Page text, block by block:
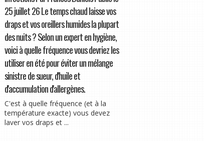
25 juillet 26 Le temps chaud laisse vos
draps et vos oreillers humides la plupart
des nuits ? Selon un expert en hygiène,
voici à quelle fréquence vous devriez les
utiliser en été pour éviter un mélange
sinistre de sueur, d'huile et
d'accumulation d'allergènes.
C'est à quelle fréquence (et à la
température exacte) vous devez
laver vos draps et ...